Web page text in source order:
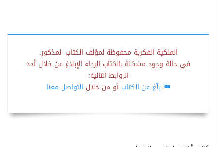
الملكية الفكرية محفوظة لمؤلف الكتاب المذكور.
في حالة وجود مشكلة بالكتاب الرجاء الإبلاغ من خلال أحد
الروابط التالية:
بلّغ عن الكتاب أو من خلال التواصل معنا